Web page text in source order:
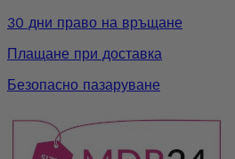
30 дни право на връщане
Плащане при доставка
Безопасно пазаруване